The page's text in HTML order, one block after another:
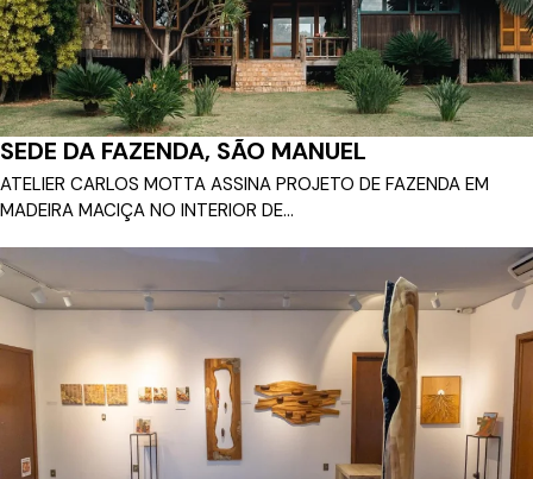
SEDE DA FAZENDA, SÃO MANUEL
ATELIER CARLOS MOTTA ASSINA PROJETO DE FAZENDA EM
MADEIRA MACIÇA NO INTERIOR DE...